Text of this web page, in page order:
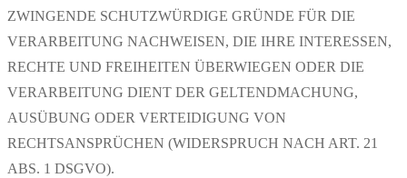
ZWINGENDE SCHUTZWÜRDIGE GRÜNDE FÜR DIE
VERARBEITUNG NACHWEISEN, DIE IHRE INTERESSEN,
RECHTE UND FREIHEITEN ÜBERWIEGEN ODER DIE
VERARBEITUNG DIENT DER GELTENDMACHUNG,
AUSÜBUNG ODER VERTEIDIGUNG VON
RECHTSANSPRÜCHEN (WIDERSPRUCH NACH ART. 21
ABS. 1 DSGVO).